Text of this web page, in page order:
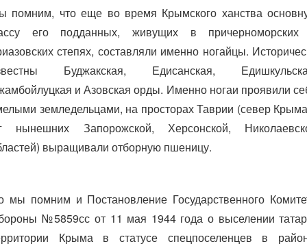
помним, что еще во время Крымского ханства
его подданных, живущих в
степях, составляли именно ногайцы.
Буджакская, Едисанская,
и Азовская орды. Именно ногаи проявили
земледельцами, на просторах Таврии (север
нынешних Запорожской, Херсонской,
выращивали отборную пшеницу.
мы помним и Постановление Государственного
№5859сс от 11 мая 1944 года о выселении
Крыма в статусе спецпоселенцев в